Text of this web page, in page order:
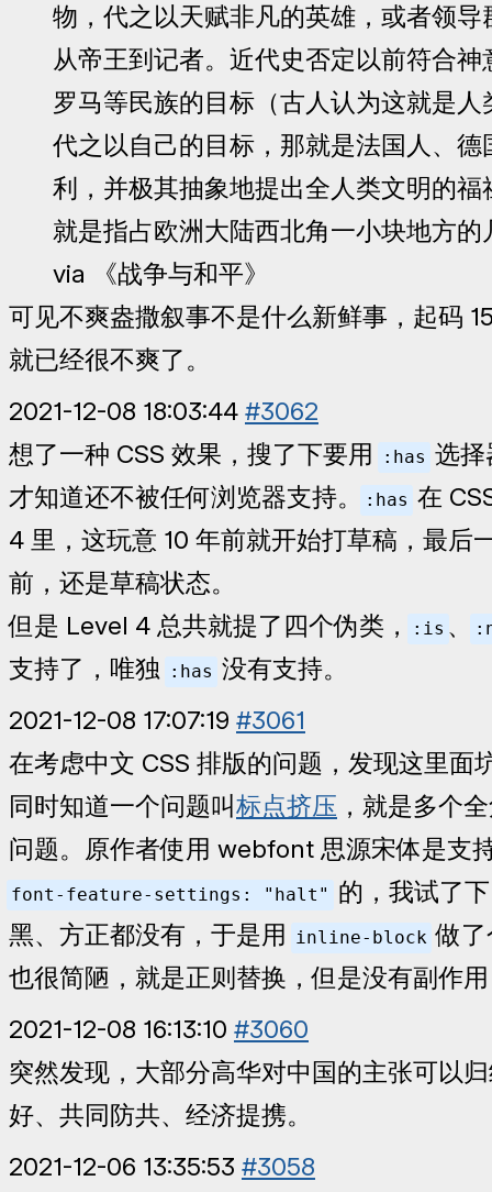
物，代之以天赋非凡的英雄，或者领
从帝王到记者。近代史否定以前符合
罗马等民族的目标（古人认为这就是
代之以自己的目标，那就是法国人、
利，并极其抽象地提出全人类文明的
就是指占欧洲大陆西北角一小块地方的
via 《战争与和平》
可见不爽盎撒叙事不是什么新鲜事，起码
就已经很不爽了。
2021-12-08 18:03:44 #3062
想了一种 CSS 效果，搜了下要用
:has 选择
才知道还不被任何浏览器支持。
:has 在
4 里，这玩意 10 年前就开始打草稿，最后
前，还是草稿状态。
但是 Level 4 总共就提了四个伪类，
:is 、
支持了，唯独 :has 没有支持。
2021-12-08 17:07:19 #3061
在考虑中文 CSS 排版的问题，发现这里面
同时知道一个问题叫标点挤压 ，就是多个
问题。原作者使用 webfont 思源宋体是支
font-feature-settings: "halt"
的，我试了
黑、方正都没有，于是用
inline-block 做了
也很简陋，就是正则替换，但是没有副作
2021-12-08 16:13:10 #3060
突然发现，大部分高华对中国的主张可以
好、共同防共、经济提携。
2021-12-06 13:35:53 #3058